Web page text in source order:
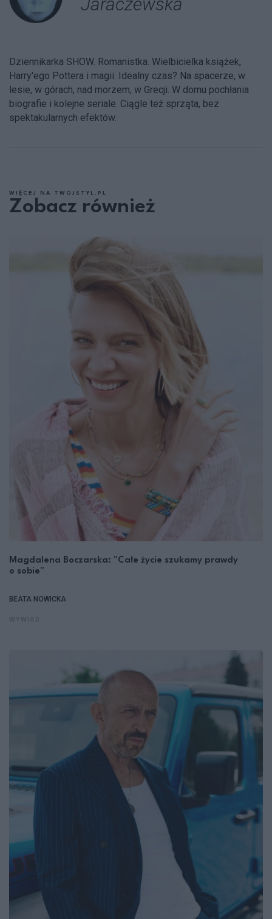
Dziennikarka SHOW. Romanistka. Wielbicielka książek,
Harry'ego Pottera i magii. Idealny czas? Na spacerze, w
lesie, w górach, nad morzem, w Grecji. W domu pochłania
biografie i kolejne seriale. Ciągle też sprząta, bez
spektakularnych efektów.
WIĘCEJ NA TWOJSTYL.PL
Zobacz również
Magdalena Boczarska: "Całe życie szukamy prawdy
o sobie"
BEATA NOWICKA